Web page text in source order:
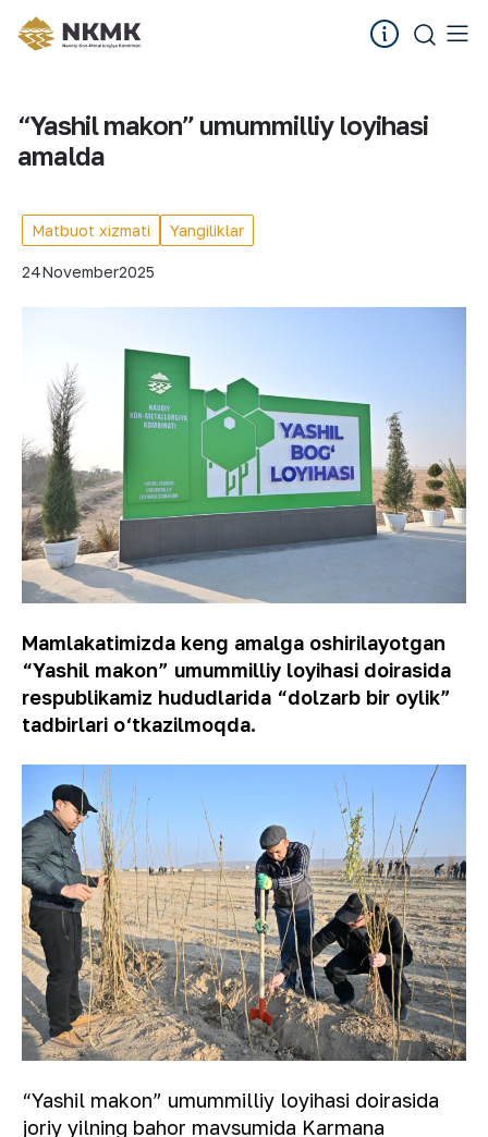
“Yashil makon” umummilliy loyihasi
amalda
Matbuot xizmati Yangiliklar
24November2025
Mamlakatimizda keng amalga oshirilayotgan
“Yashil makon” umummilliy loyihasi doirasida
respublikamiz hududlarida “dolzarb bir oylik”
tadbirlari o‘tkazilmoqda.
“Yashil makon” umummilliy loyihasi doirasida
joriy yilning bahor mavsumida Karmana